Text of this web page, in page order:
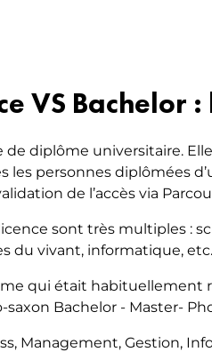
VS Bachelor
diplôme universitaire.
les personnes diplômées
de l’accès via
sont très multiples :
du vivant, informatique, etc.
qui était habituellement
Bachelor - Master-
Management, Gestion,